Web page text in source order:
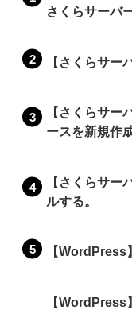
さくらサーバ
【さくらサー
【さくらサー
ースを新規作
【さくらサー
ルする。
【WordPress
【